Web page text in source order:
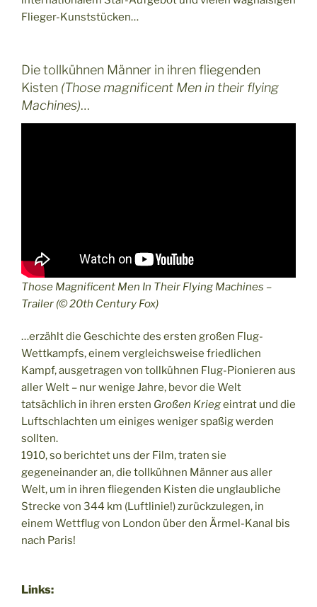
Flieger-Kunststücken…
Die tollkühnen Männer in ihren fliegenden
Kisten (Those magnificent Men in their flying
Machines)…
Those Magnificent Men In Their Flying Machines –
Trailer (© 20th Century Fox)
…erzählt die Geschichte des ersten großen Flug-
Wettkampfs, einem vergleichsweise friedlichen
Kampf, ausgetragen von tollkühnen Flug-Pionieren aus
aller Welt – nur wenige Jahre, bevor die Welt
tatsächlich in ihren ersten Großen Kriegeintrat und die
Luftschlachten um einiges weniger spaßig werden
sollten.
1910, so berichtet uns der Film, traten sie
gegeneinander an, die tollkühnen Männer aus aller
Welt, um in ihren fliegenden Kisten die unglaubliche
Strecke von 344 km (Luftlinie!) zurückzulegen, in
einem Wettflug von London über den Ärmel-Kanal bis
nach Paris!
Links: